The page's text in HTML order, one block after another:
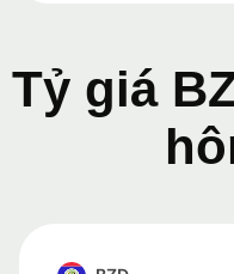
Tỷ giá